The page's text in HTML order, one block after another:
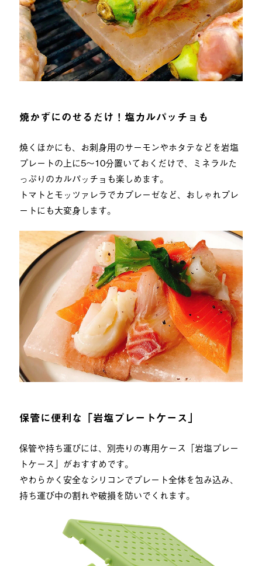
焼かずにのせるだけ！塩カルパッチョも
焼くほかにも、お刺身用のサーモンやホタテなどを岩塩
プレートの上に5〜10分置いておくだけで、ミネラルた
っぷりのカルパッチョも楽しめます。
トマトとモッツァレラでカプレーゼなど、おしゃれプレ
ートにも大変身します。
保管に便利な「岩塩プレートケース」
保管や持ち運びには、別売りの専用ケース「岩塩プレー
トケース」がおすすめです。
やわらかく安全なシリコンでプレート全体を包み込み、
持ち運び中の割れや破損を防いでくれます。